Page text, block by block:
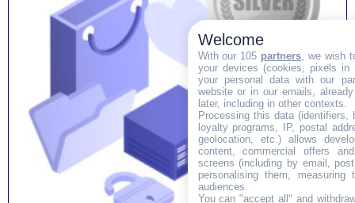
Welcome
With our 105 partners, we wish
your devices (cookies, pixels
your personal data with our
website or in our emails,
later, including in other contexts.
Processing this data (identifiers,
loyalty programs, IP, postal
geolocation, etc.) allows
content, commercial offers
screens (including by email,
personalising them, measuring
audiences.
You can "accept all" and